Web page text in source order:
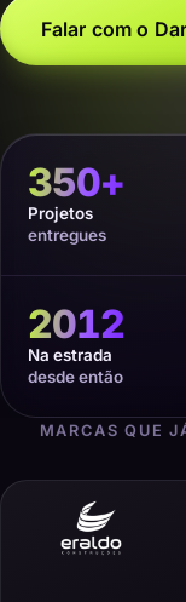
Falar com o
350+
Projetos
entregues
2012
Na estrada
desde então
MARCAS QUE